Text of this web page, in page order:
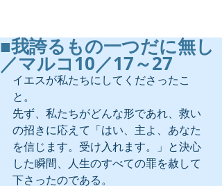
■我誇るもの一つだに無し
／マルコ10／17～27
イエスが私たちにしてくださったこ
と。
先ず、私たちがどんな形であれ、救い
の招きに応えて「はい、主よ、あなた
を信じます。受け入れます。」と決心
した瞬間、人生のすべての罪を赦して
下さったのである。